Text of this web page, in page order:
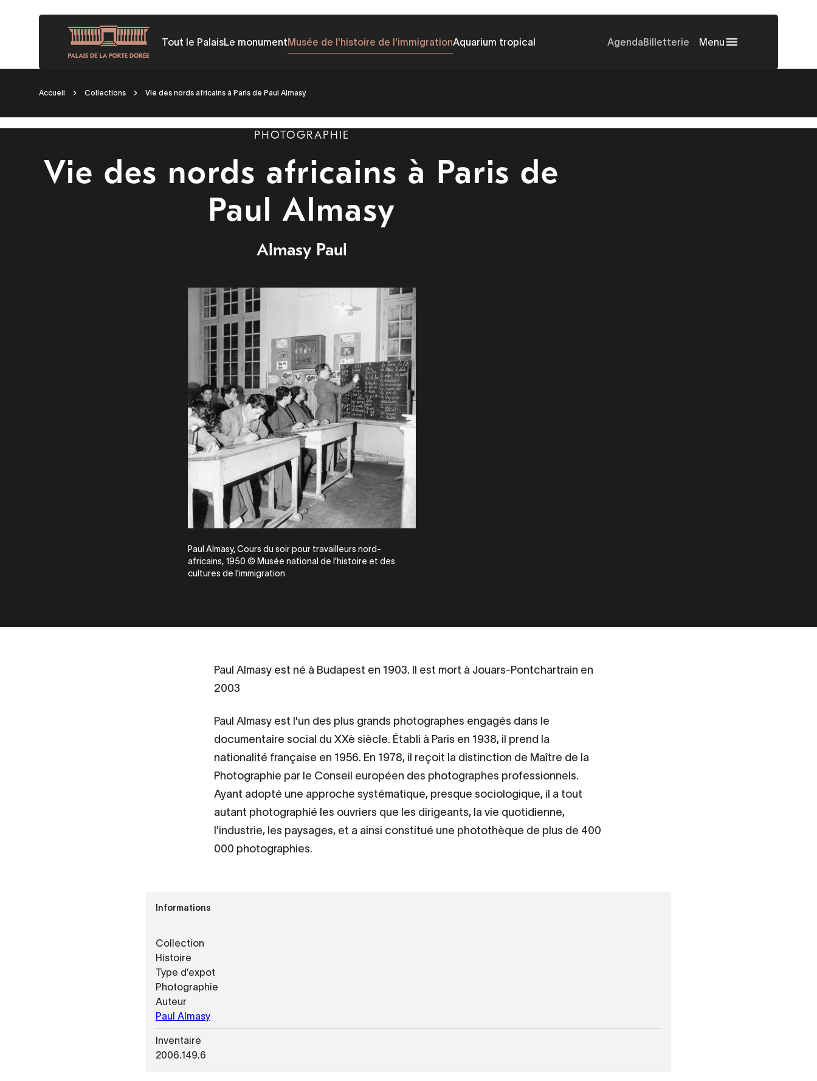
principal
Tout le PalaisLe monumentMusée de l'histoire de l'immigrationAquarium tropical AgendaBilletterie Menu
Fil
d'Ariane
Accueil Collections Vie des nords africains à Paris de Paul Almasy
PHOTOGRAPHIE
Vie des nords africains à Paris de
Paul Almasy
Almasy Paul
Paul Almasy, Cours du soir pour travailleurs nord-
africains, 1950 © Musée national de l'histoire et des
cultures de l'immigration
Paul Almasy est né à Budapest en 1903. Il est mort à Jouars-Pontchartrain en
2003
Paul Almasy est l'un des plus grands photographes engagés dans le
documentaire social du XXè siècle. Établi à Paris en 1938, il prend la
nationalité française en 1956. En 1978, il reçoit la distinction de Maître de la
Photographie par le Conseil européen des photographes professionnels.
Ayant adopté une approche systématique, presque sociologique, il a tout
autant photographié les ouvriers que les dirigeants, la vie quotidienne,
l’industrie, les paysages, et a ainsi constitué une photothèque de plus de 400
000 photographies.
Informations
Collection
Histoire
Type d’expot
Photographie
Auteur
Paul Almasy
Inventaire
2006.149.6